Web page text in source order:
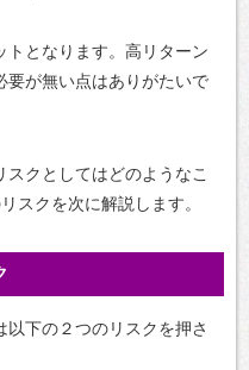
トとなります。高リターン
要が無い点はありがたいで
クとしてはどのようなこ
スクを次に解説します。
下の２つのリスクを押さ